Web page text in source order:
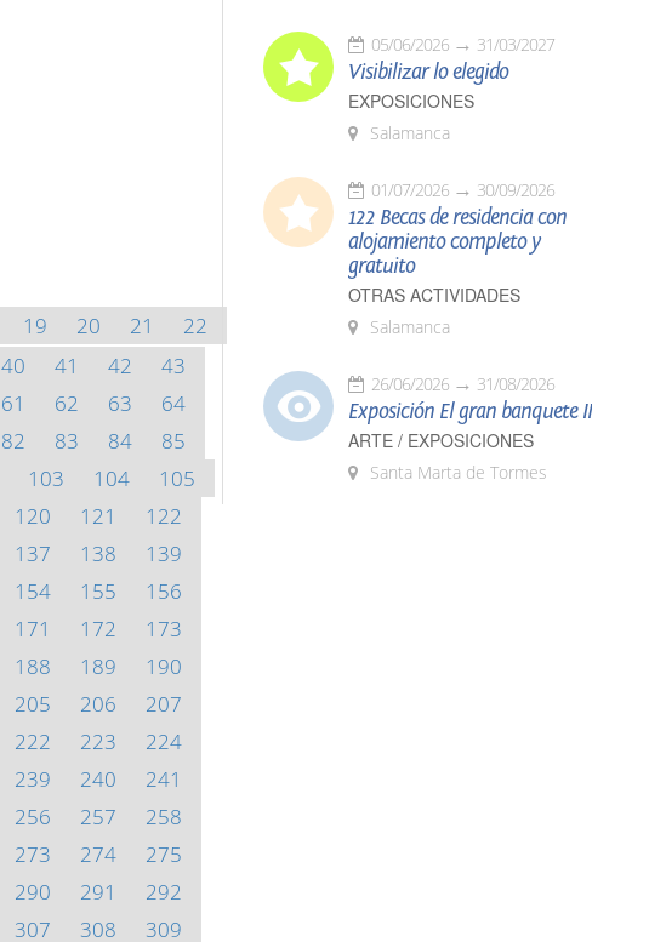
19 20 21
22
40 41 42
43
61 62 63
64
82 83 84
85
103 104
105
120 121
122
137 138
139
154 155
156
171 172
173
188 189
190
205 206
207
222 223
224
239 240
241
256 257
258
273 274
275
290 291
292
307 308 309
05/06/2026 31/03/2027
Visibilizar lo elegido
EXPOSICIONES
Salamanca
01/07/2026 30/09/2026
122 Becas de residencia con
alojamiento completo y
gratuito
OTRAS ACTIVIDADES
Salamanca
26/06/2026 31/08/2026
Exposición El gran banquete II
ARTE / EXPOSICIONES
Santa Marta de Tormes